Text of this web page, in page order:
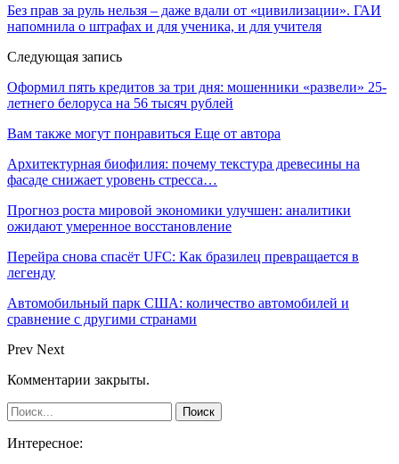
Без прав за руль нельзя – даже вдали от «цивилизации». ГАИ
напомнила о штрафах и для ученика, и для учителя
Следующая запись
Оформил пять кредитов за три дня: мошенники «развели» 25-
летнего белоруса на 56 тысяч рублей
Вам также могут понравиться Еще от автора
Архитектурная биофилия: почему текстура древесины на
фасаде снижает уровень стресса…
Прогноз роста мировой экономики улучшен: аналитики
ожидают умеренное восстановление
Перейра снова спасёт UFC: Как бразилец превращается в
легенду
Автомобильный парк США: количество автомобилей и
сравнение с другими странами
Prev Next
Комментарии закрыты.
Интересное: